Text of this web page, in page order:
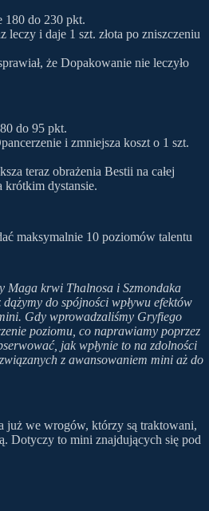
180 do 230 pkt.
leczy i daje 1 szt. złota po zniszczeniu
że Dopakowanie nie leczyło
do 95 pkt.
i zmniejsza koszt o 1 szt.
teraz obrażenia Bestii na całej
krótkim dystansie.
maksymalnie 10 poziomów talentu
Maga krwi Thalnosa i Szmondaka
do spójności wpływu efektów
Gdy wprowadzaliśmy Gryfiego
poziomu, co naprawiamy poprzez
jak wpłynie to na zdolności
z awansowaniem mini aż do
już we wrogów, którzy są traktowani,
Dotyczy to mini znajdujących się pod